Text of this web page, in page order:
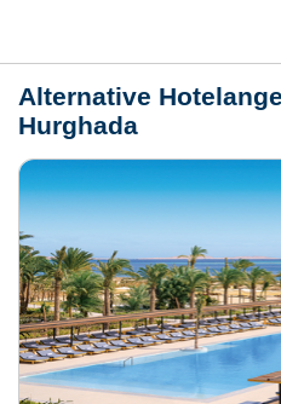
Alternative
Hurghada